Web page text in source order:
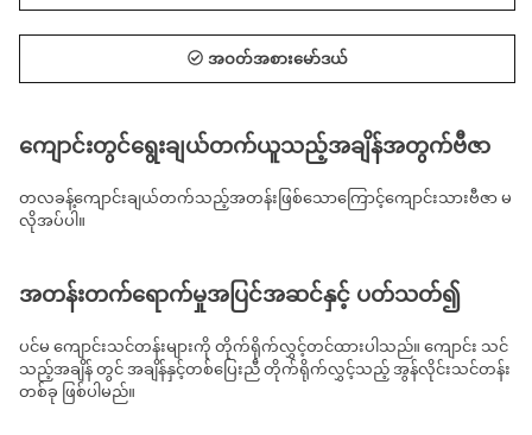
အဝတ်အစားမော်ဒယ်
ကျောင်းတွင်ရွေးချယ်တက်ယူသည့်အချိန်အတွက်ဗီဇာ
တလခန့်ကျောင်းချယ်တက်သည့်အတန်းဖြစ်သောကြောင့်ကျောင်းသားဗီဇာ မ
လိုအပ်ပါ။
အတန်းတက်ရောက်မှုအပြင်အဆင်နှင့် ပတ်သတ်၍
ပင်မ ကျောင်းသင်တန်းများကို တိုက်ရိုက်လွှင့်တင်ထားပါသည်။ ကျောင်း သင်
သည့်အချိန် တွင် အချိန်နှင့်တစ်ပြေးညီ တိုက်ရိုက်လွှင့်သည့် အွန်လိုင်းသင်တန်း
တစ်ခု ဖြစ်ပါမည်။